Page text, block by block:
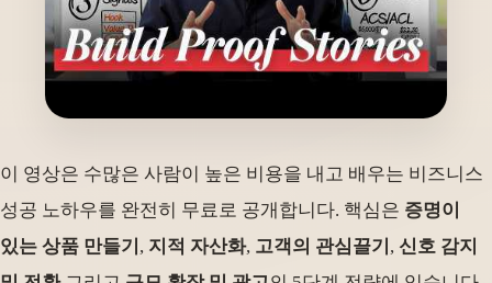
이 영상은 수많은 사람이 높은 비용을 내고 배우는 비즈니스
성공 노하우를 완전히 무료로 공개합니다. 핵심은 증명이
있는 상품 만들기 , 지적 자산화, 고객의 관심끌기 , 신호 감지